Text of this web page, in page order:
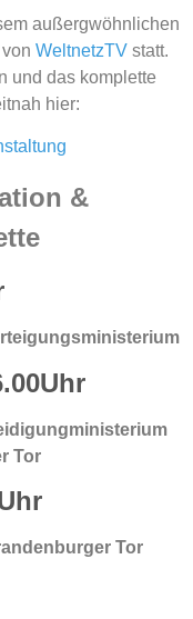
außergwöhnlichen
WeltnetzTV statt.
und das komplette
hier:
&
Tor
Tor